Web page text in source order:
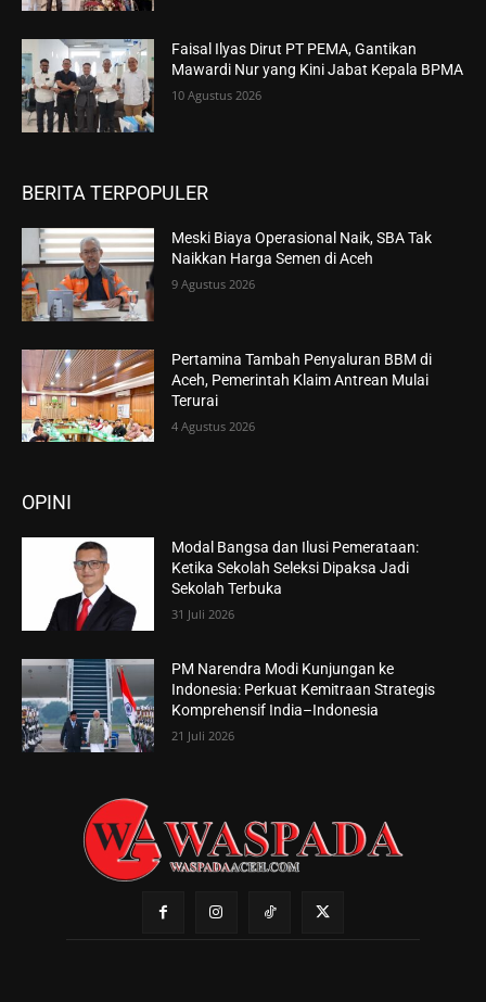
Faisal Ilyas Dirut PT PEMA, Gantikan
Mawardi Nur yang Kini Jabat Kepala BPMA
10 Agustus 2026
BERITA TERPOPULER
Meski Biaya Operasional Naik, SBA Tak
Naikkan Harga Semen di Aceh
9 Agustus 2026
Pertamina Tambah Penyaluran BBM di
Aceh, Pemerintah Klaim Antrean Mulai
Terurai
4 Agustus 2026
OPINI
Modal Bangsa dan Ilusi Pemerataan:
Ketika Sekolah Seleksi Dipaksa Jadi
Sekolah Terbuka
31 Juli 2026
PM Narendra Modi Kunjungan ke
Indonesia: Perkuat Kemitraan Strategis
Komprehensif India–Indonesia
21 Juli 2026